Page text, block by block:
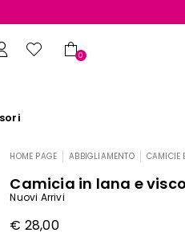
0
HOME PAGE| ABBIGLIAMENTO CAMICIE
Camicia in lana e
Nuovi Arrivi
€ 28,00